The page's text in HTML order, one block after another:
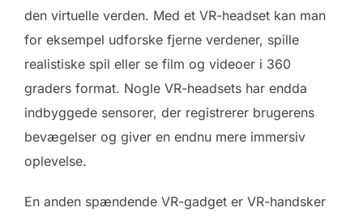
den virtuelle verden. Med et VR-headset kan man
for eksempel udforske fjerne verdener, spille
realistiske spil eller se film og videoer i 360
graders format. Nogle VR-headsets har endda
indbyggede sensorer, der registrerer brugerens
bevægelser og giver en endnu mere immersiv
oplevelse.
En anden spændende VR-gadget er VR-handsker